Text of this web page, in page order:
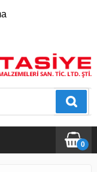
0